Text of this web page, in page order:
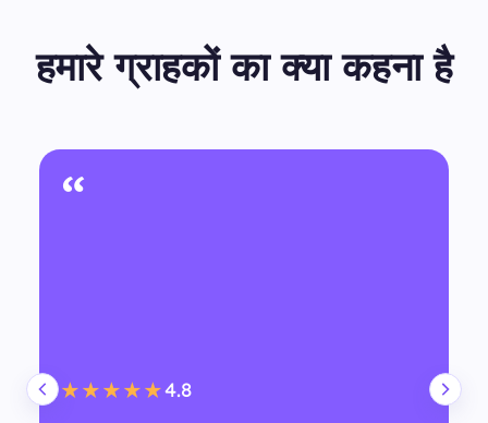
हमारे ग्राहकों का क्या कहना है
“
★★★★★4.8